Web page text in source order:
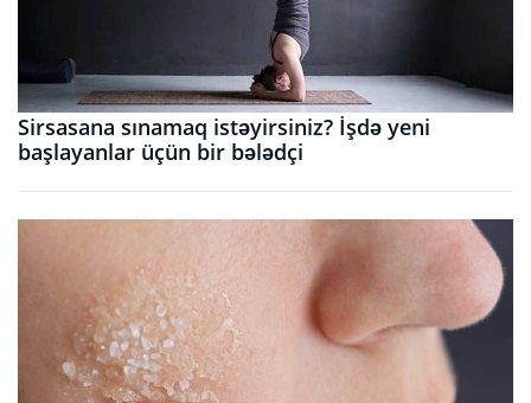
Sirsasana sınamaq istəyirsiniz? İşdə yeni
başlayanlar üçün bir bələdçi